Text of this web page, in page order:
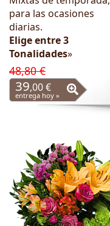
para las ocasiones
diarias.
Elige entre 3
Tonalidades»
48,80 €
39,00 €
entrega hoy »